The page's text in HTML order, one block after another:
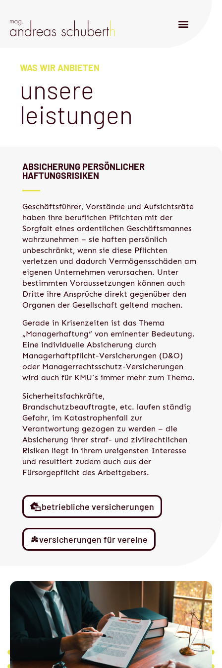
WAS WIR ANBIETEN
unsere
leistungen
ABSICHERUNG PERSÖNLICHER
HAFTUNGSRISIKEN
Geschäftsführer, Vorstände und Aufsichtsräte
haben ihre beruflichen Pflichten mit der
Sorgfalt eines ordentlichen Geschäftsmannes
wahrzunehmen – sie haften persönlich
unbeschränkt, wenn sie diese Pflichten
verletzen und dadurch Vermögensschäden am
eigenen Unternehmen verursachen. Unter
bestimmten Voraussetzungen können auch
Dritte ihre Ansprüche direkt gegenüber den
Organen der Gesellschaft geltend machen.
Gerade in Krisenzeiten ist das Thema
„Managerhaftung“ von eminenter Bedeutung.
Eine individuelle Absicherung durch
Managerhaftpflicht-Versicherungen (D&O)
oder Managerrechtsschutz-Versicherungen
wird auch für KMU´s immer mehr zum Thema.
Sicherheitsfachkräfte,
Brandschutzbeauftragte, etc. laufen ständig
Gefahr, im Katastrophenfall zur
Verantwortung gezogen zu werden – die
Absicherung ihrer straf- und zivilrechtlichen
Risiken liegt in ihrem ureigensten Interesse
und resultiert zudem auch aus der
Fürsorgepflicht des Arbeitgebers.
betriebliche versicherungen
versicherungen für vereine